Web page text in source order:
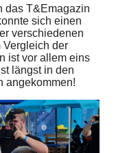
das T&Emagazin
sich einen
verschiedenen
Vergleich der
ist vor allem eins
längst in den
angekommen!